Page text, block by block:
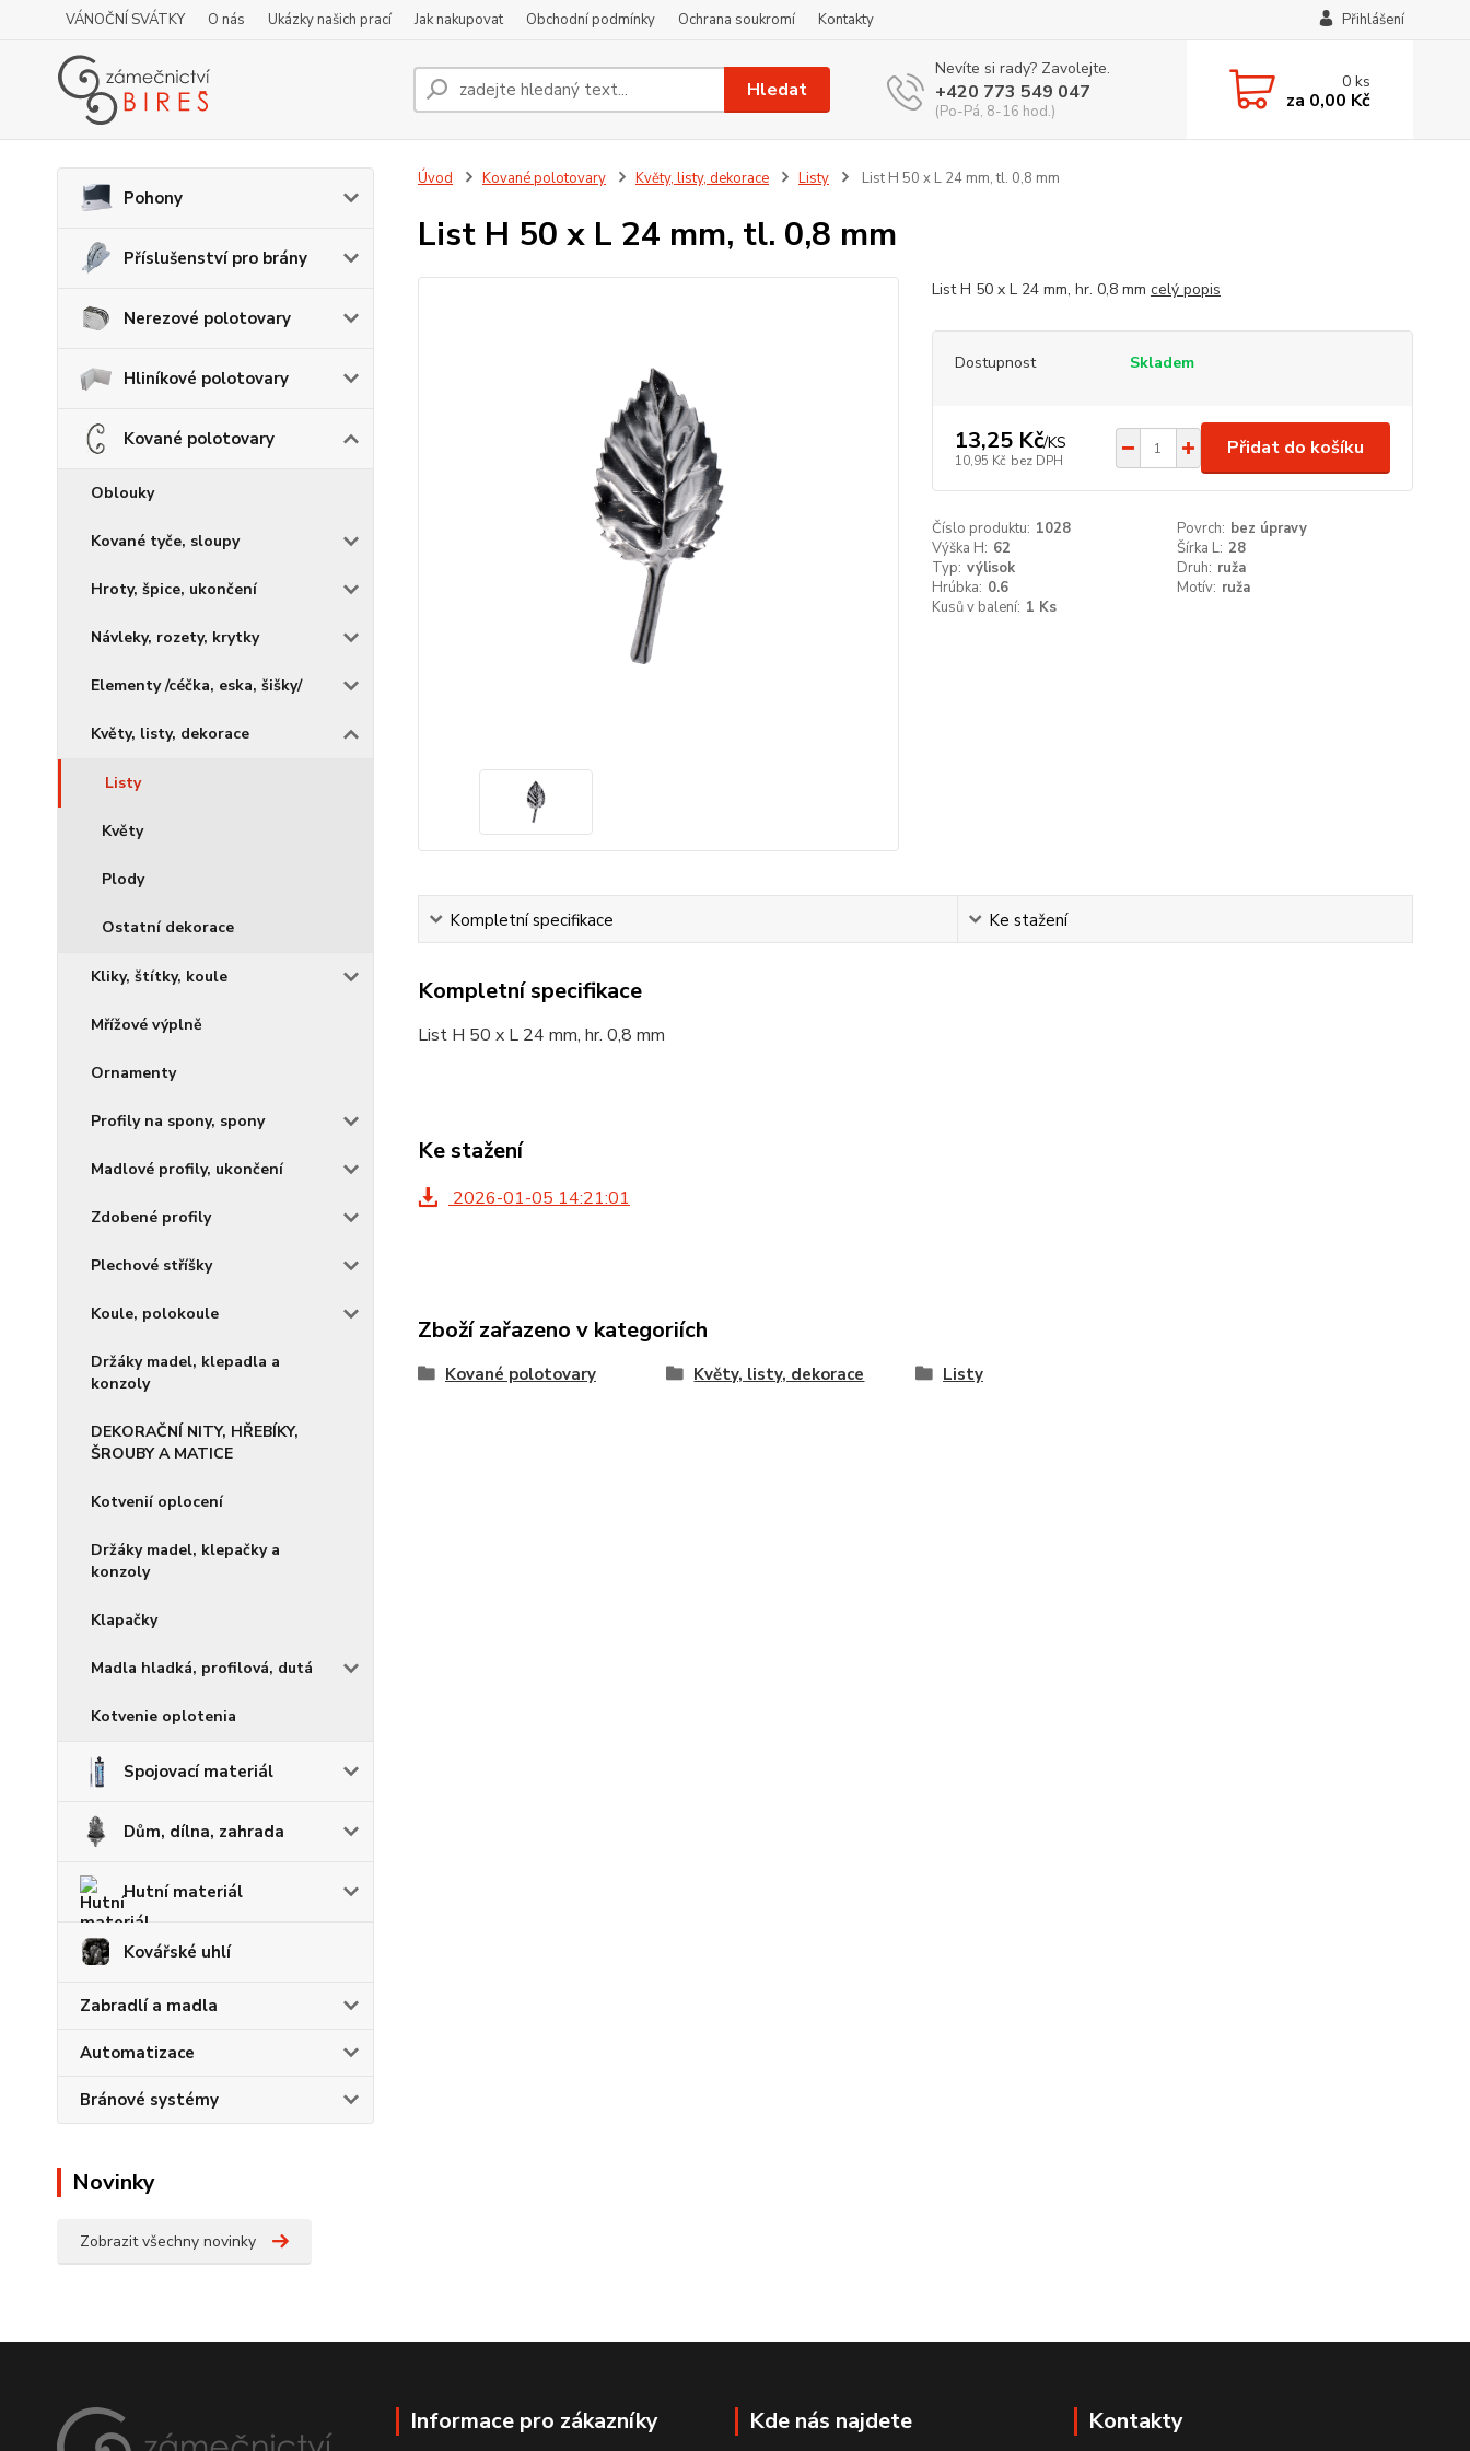
VÁNOČNÍ SVÁTKY O nás Ukázky našich prací Jak nakupovat Obchodní podmínky Ochrana soukromí Kontakty Přihlášení
Hledat
Nevíte si rady? Zavolejte.
+420 773 549 047
(Po-Pá, 8-16 hod.)
0ks
za 0,00 Kč
Pohony
Příslušenství pro brány
Nerezové polotovary
Hliníkové polotovary
Kované polotovary
Oblouky
Kované tyče, sloupy
Hroty, špice, ukončení
Návleky, rozety, krytky
Elementy /céčka, eska, šišky/
Květy, listy, dekorace
Listy
Květy
Plody
Ostatní dekorace
Kliky, štítky, koule
Mřížové výplně
Ornamenty
Profily na spony, spony
Madlové profily, ukončení
Zdobené profily
Plechové stříšky
Koule, polokoule
Držáky madel, klepadla a
konzoly
DEKORAČNÍ NITY, HŘEBÍKY,
ŠROUBY A MATICE
Kotvenií oplocení
Držáky madel, klepačky a
konzoly
Klapačky
Madla hladká, profilová, dutá
Kotvenie oplotenia
Spojovací materiál
Dům, dílna, zahrada
Hutní materiál
Kovářské uhlí
Zabradlí a madla
Automatizace
Bránové systémy
Novinky
Zobrazit všechny novinky
Úvod Kované polotovary Květy, listy, dekorace Listy List H 50 x L 24 mm, tl. 0,8 mm
List H 50 x L 24 mm, tl. 0,8 mm
List H 50 x L 24 mm, hr. 0,8 mm celý popis
Dostupnost Skladem
13,25 Kč/KS
10,95 Kč bez DPH
Přidat do košíku
Číslo produktu: 1028 Povrch: bez úpravy
Výška H: 62 Šírka L: 28
Typ: výlisok Druh: ruža
Hrúbka: 0.6 Motív: ruža
Kusů v balení: 1 Ks
Kompletní specifikace Ke stažení
Kompletní specifikace
List H 50 x L 24 mm, hr. 0,8 mm
Ke stažení
2026-01-05 14:21:01
Zboží zařazeno v kategoriích
Kované polotovary Květy, listy, dekorace Listy
Informace pro zákazníky Kde nás najdete Kontakty